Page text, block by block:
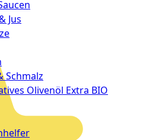
Jus
Schmalz
Olivenöl Extra BIO